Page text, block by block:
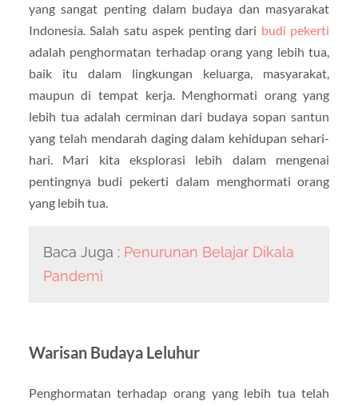
yang sangat penting dalam budaya dan masyarakat
Indonesia. Salah satu aspek penting dari budi pekerti
adalah penghormatan terhadap orang yang lebih tua,
baik itu dalam lingkungan keluarga, masyarakat,
maupun di tempat kerja. Menghormati orang yang
lebih tua adalah cerminan dari budaya sopan santun
yang telah mendarah daging dalam kehidupan sehari-
hari. Mari kita eksplorasi lebih dalam mengenai
pentingnya budi pekerti dalam menghormati orang
yang lebih tua.
Baca Juga : Penurunan Belajar Dikala
Pandemi
Warisan Budaya Leluhur
Penghormatan terhadap orang yang lebih tua telah